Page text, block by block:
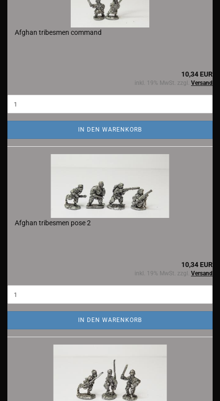
Afghan tribesmen command
10,34 EUR
inkl. 19% MwSt. zzgl. Versand
IN DEN WARENKORB
Afghan tribesmen pose 2
10,34 EUR
inkl. 19% MwSt. zzgl. Versand
IN DEN WARENKORB